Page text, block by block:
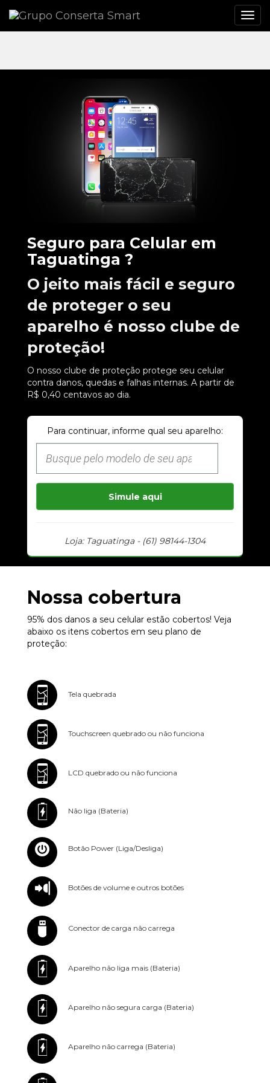
Seguro para Celular em
Taguatinga ?
O jeito mais fácil e seguro
de proteger o seu
aparelho é nosso clube de
proteção!
O nosso clube de proteção protege seu celular
contra danos, quedas e falhas internas. A partir de
R$ 0,40 centavos ao dia.
Para continuar, informe qual seu aparelho:
Simule aqui
Loja: Taguatinga - (61) 98144-1304
Nossa cobertura
95% dos danos a seu celular estão cobertos! Veja
abaixo os itens cobertos em seu plano de
proteção:
Tela quebrada
Touchscreen quebrado ou não funciona
LCD quebrado ou não funciona
Não liga (Bateria)
Botão Power (Liga/Desliga)
Botões de volume e outros botões
Conector de carga não carrega
Aparelho não liga mais (Bateria)
Aparelho não segura carga (Bateria)
Aparelho não carrega (Bateria)